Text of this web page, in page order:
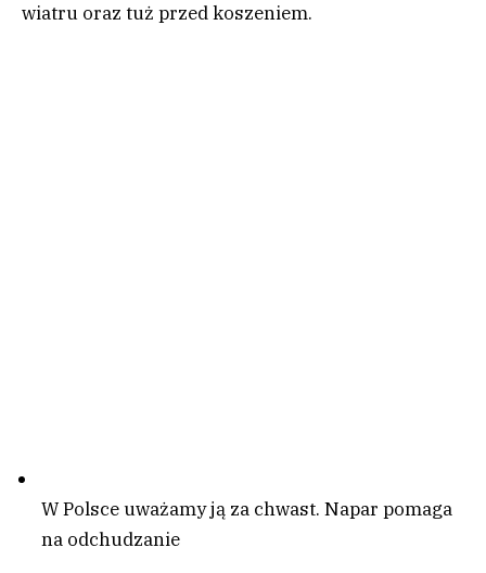
wiatru oraz tuż przed koszeniem.
W Polsce uważamy ją za chwast. Napar pomaga
na odchudzanie